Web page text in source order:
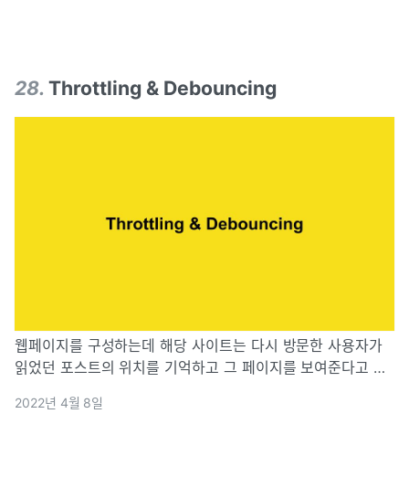
28. Throttling & Debouncing
웹페이지를 구성하는데 해당 사이트는 다시 방문한 사용자가
읽었던 포스트의 위치를 기억하고 그 페이지를 보여준다고 생
마다 이벤트를 발생시키면 서버와 클라이언트에게 과부하가
2022년 4월 8일